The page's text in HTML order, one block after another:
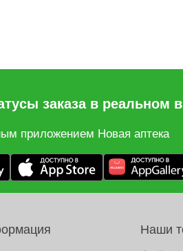
заказа в реальном
приложением Новая аптека
Наши